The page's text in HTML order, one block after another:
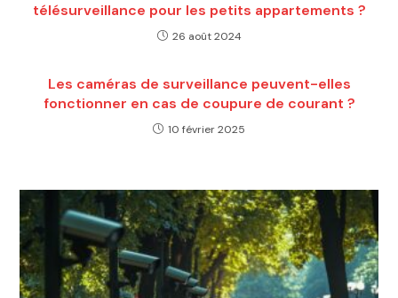
télésurveillance pour les petits appartements ?
26 août 2024
Les caméras de surveillance peuvent-elles
fonctionner en cas de coupure de courant ?
10 février 2025